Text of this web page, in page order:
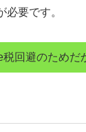
必要です。
税回避のためだ